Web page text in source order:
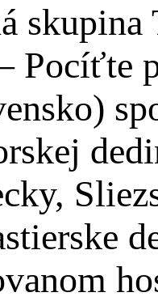
Pocíťte